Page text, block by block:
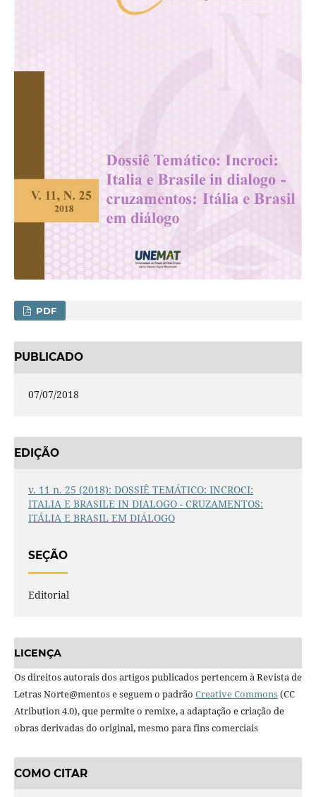
PDF
PUBLICADO
07/07/2018
EDIÇÃO
v. 11 n. 25 (2018): DOSSIÊ TEMÁTICO: INCROCI:
ITALIA E BRASILE IN DIALOGO - CRUZAMENTOS:
ITÁLIA E BRASIL EM DIÁLOGO
SEÇÃO
Editorial
LICENÇA
Os direitos autorais dos artigos publicados pertencem à Revista de
Letras Norte@mentos e seguem o padrão Creative Commons(CC
Atribution 4.0), que permite o remixe, a adaptação e criação de
obras derivadas do original, mesmo para fins comerciais
COMO CITAR